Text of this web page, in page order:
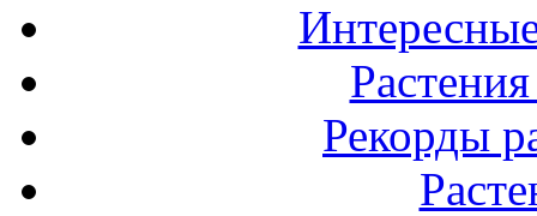
Рекорды